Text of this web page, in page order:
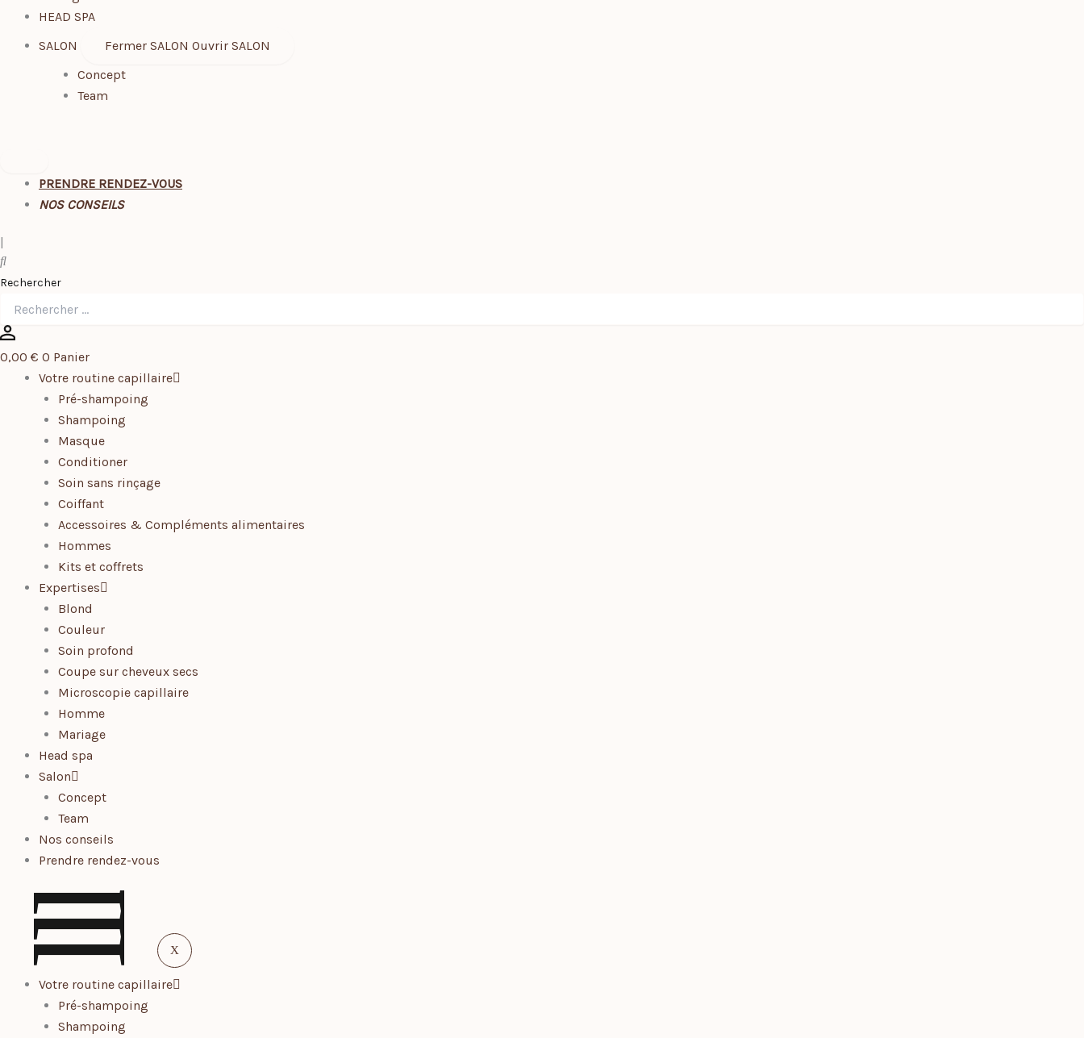
HEAD SPA
SALON
Fermer SALON Ouvrir SALON
Concept
Team
PRENDRE RENDEZ-VOUS
NOS CONSEILS
Rechercher
0,00 € 0 Panier
Votre routine capillaire
Pré-shampoing
Shampoing
Masque
Conditioner
Soin sans rinçage
Coiffant
Accessoires & Compléments alimentaires
Hommes
Kits et coffrets
Expertises
Blond
Couleur
Soin profond
Coupe sur cheveux secs
Microscopie capillaire
Homme
Mariage
Head spa
Salon
Concept
Team
Nos conseils
Prendre rendez-vous
l
l
l X
Votre routine capillaire
Pré-shampoing
Shampoing